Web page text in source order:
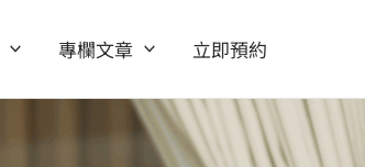
專欄文章 立即預約